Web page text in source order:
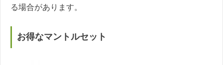
る場合があります。
お得なマントルセット